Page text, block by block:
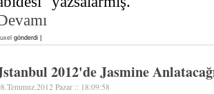
gönderdi |
2012'de Jasmine
Pazar :: 18:09:58